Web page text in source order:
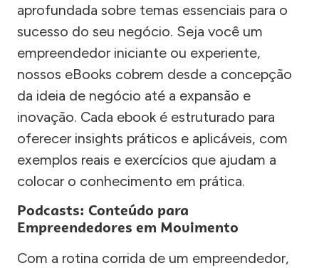
aprofundada sobre temas essenciais para o
sucesso do seu negócio. Seja você um
empreendedor iniciante ou experiente,
nossos eBooks cobrem desde a concepção
da ideia de negócio até a expansão e
inovação. Cada ebook é estruturado para
oferecer insights práticos e aplicáveis, com
exemplos reais e exercícios que ajudam a
colocar o conhecimento em prática.
Podcasts: Conteúdo para
Empreendedores em Movimento
Com a rotina corrida de um empreendedor,